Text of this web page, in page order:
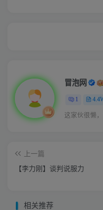
冒泡网
1
这家伙很懒
上一篇
【李力刚】谈判说服力
相关推荐